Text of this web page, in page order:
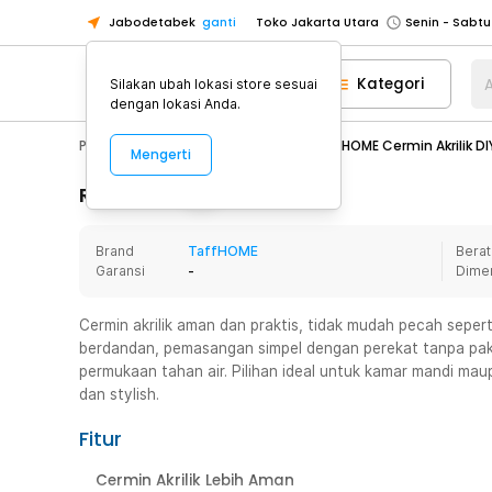
Jabodetabek ganti Toko Jakarta Utara
Toko Tangerang
Toko Cikupa
Pick n Go Jakarta Barat
Senin -
Pick n Go Bekasi
Senin - Jumat
Senin - Jumat
Senin -
Toko Jakarta Barat
Senin -
Toko Tangerang
Toko Cikupa
Senin -
Senin - Jumat
Kategori
Photography Kamera Foto TaffHOME Cermin Akrilik
Rincian Produk
Brand
TaffHOME
Garansi
-
Cermin akrilik aman dan praktis, tidak mudah pecah
berdandan, pemasangan simpel dengan perekat tanpa
permukaan tahan air. Pilihan ideal untuk kamar mandi
dan stylish.
Fitur
Cermin Akrilik Lebih Aman
Silakan ubah lokasi store sesuai
dengan lokasi Anda.
Mengerti